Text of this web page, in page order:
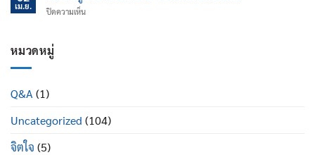
นอน
ป้องกัน
ข้อ
บ้าง
เม.ย.
ปิดความเห็นบน
ยี่ห้อ
หมวดหมู่
Q&A (1)
Uncategorized (104)
จิตใจ (5)